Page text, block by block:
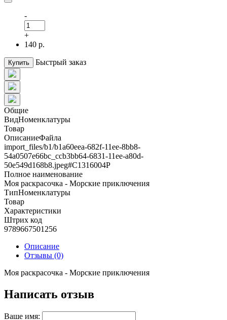
-
+
140 р.
Купить Быстрый заказ
Общие
ВидНоменклатуры
Товар
ОписаниеФайла
import_files/b1/b1a60eea-682f-11ee-8bb8-
54a0507e66bc_ccb3bb64-6831-11ee-a80d-
50e549d168b8.jpeg#С1316004Р
Полное наименование
Моя раскрасочка - Морские приключения
ТипНоменклатуры
Товар
Характеристики
Штрих код
9789667501256
Описание
Отзывы (0)
Моя раскрасочка - Морские приключения
Написать отзыв
Ваше имя: